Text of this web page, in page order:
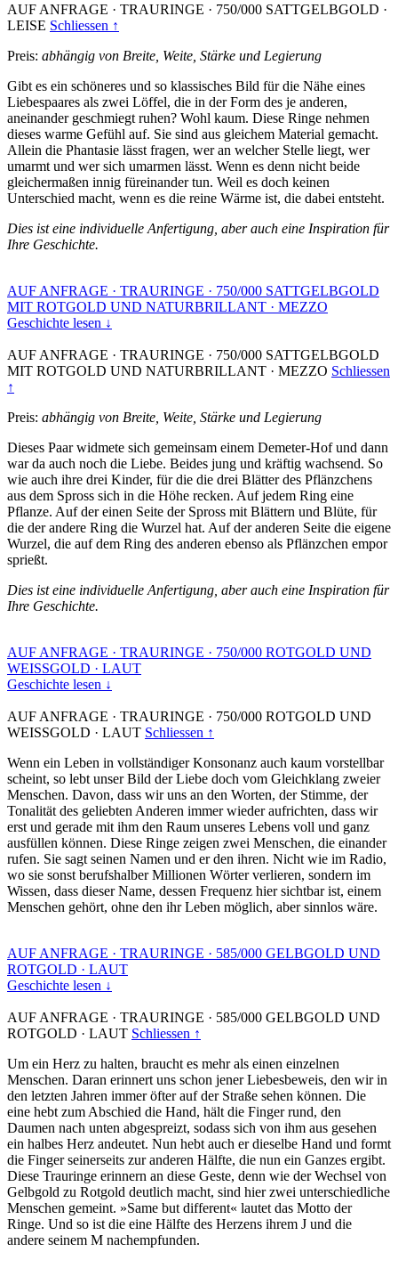
AUF ANFRAGE · TRAURINGE · 750/000 SATTGELBGOLD ·
LEISE Schliessen ↑
Preis: abhängig von Breite, Weite, Stärke und Legierung
Gibt es ein schöneres und so klassisches Bild für die Nähe eines
Liebespaares als zwei Löffel, die in der Form des je anderen,
aneinander geschmiegt ruhen? Wohl kaum. Diese Ringe nehmen
dieses warme Gefühl auf. Sie sind aus gleichem Material gemacht.
Allein die Phantasie lässt fragen, wer an welcher Stelle liegt, wer
umarmt und wer sich umarmen lässt. Wenn es denn nicht beide
gleichermaßen innig füreinander tun. Weil es doch keinen
Unterschied macht, wenn es die reine Wärme ist, die dabei entsteht.
Dies ist eine individuelle Anfertigung, aber auch eine Inspiration für
Ihre Geschichte.
AUF ANFRAGE · TRAURINGE · 750/000 SATTGELBGOLD
MIT ROTGOLD UND NATURBRILLANT · MEZZO
Geschichte lesen ↓
AUF ANFRAGE · TRAURINGE · 750/000 SATTGELBGOLD
MIT ROTGOLD UND NATURBRILLANT · MEZZO Schliessen
↑
Preis: abhängig von Breite, Weite, Stärke und Legierung
Dieses Paar widmete sich gemeinsam einem Demeter-Hof und dann
war da auch noch die Liebe. Beides jung und kräftig wachsend. So
wie auch ihre drei Kinder, für die die drei Blätter des Pflänzchens
aus dem Spross sich in die Höhe recken. Auf jedem Ring eine
Pflanze. Auf der einen Seite der Spross mit Blättern und Blüte, für
die der andere Ring die Wurzel hat. Auf der anderen Seite die eigene
Wurzel, die auf dem Ring des anderen ebenso als Pflänzchen empor
sprießt.
Dies ist eine individuelle Anfertigung, aber auch eine Inspiration für
Ihre Geschichte.
AUF ANFRAGE · TRAURINGE · 750/000 ROTGOLD UND
WEISSGOLD · LAUT
Geschichte lesen ↓
AUF ANFRAGE · TRAURINGE · 750/000 ROTGOLD UND
WEISSGOLD · LAUT Schliessen ↑
Wenn ein Leben in vollständiger Konsonanz auch kaum vorstellbar
scheint, so lebt unser Bild der Liebe doch vom Gleichklang zweier
Menschen. Davon, dass wir uns an den Worten, der Stimme, der
Tonalität des geliebten Anderen immer wieder aufrichten, dass wir
erst und gerade mit ihm den Raum unseres Lebens voll und ganz
ausfüllen können. Diese Ringe zeigen zwei Menschen, die einander
rufen. Sie sagt seinen Namen und er den ihren. Nicht wie im Radio,
wo sie sonst berufshalber Millionen Wörter verlieren, sondern im
Wissen, dass dieser Name, dessen Frequenz hier sichtbar ist, einem
Menschen gehört, ohne den ihr Leben möglich, aber sinnlos wäre.
AUF ANFRAGE · TRAURINGE · 585/000 GELBGOLD UND
ROTGOLD · LAUT
Geschichte lesen ↓
AUF ANFRAGE · TRAURINGE · 585/000 GELBGOLD UND
ROTGOLD · LAUT Schliessen ↑
Um ein Herz zu halten, braucht es mehr als einen einzelnen
Menschen. Daran erinnert uns schon jener Liebesbeweis, den wir in
den letzten Jahren immer öfter auf der Straße sehen können. Die
eine hebt zum Abschied die Hand, hält die Finger rund, den
Daumen nach unten abgespreizt, sodass sich von ihm aus gesehen
ein halbes Herz andeutet. Nun hebt auch er dieselbe Hand und formt
die Finger seinerseits zur anderen Hälfte, die nun ein Ganzes ergibt.
Diese Trauringe erinnern an diese Geste, denn wie der Wechsel von
Gelbgold zu Rotgold deutlich macht, sind hier zwei unterschiedliche
Menschen gemeint. »Same but different« lautet das Motto der
Ringe. Und so ist die eine Hälfte des Herzens ihrem J und die
andere seinem M nachempfunden.